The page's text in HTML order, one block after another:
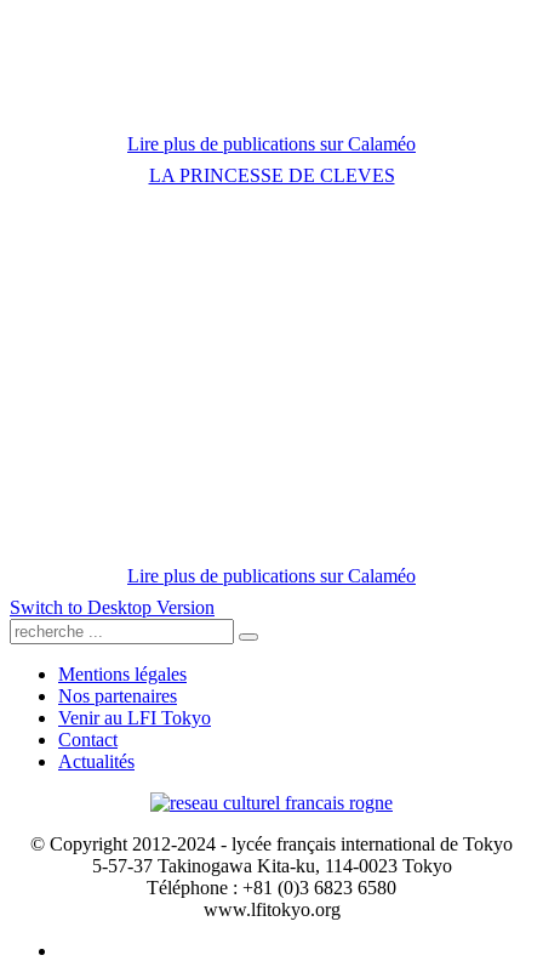
Lire plus de publications sur Calaméo
LA PRINCESSE DE CLEVES
Lire plus de publications sur Calaméo
Switch to Desktop Version
Mentions légales
Nos partenaires
Venir au LFI Tokyo
Contact
Actualités
© Copyright 2012-2024 - lycée français international de Tokyo
5-57-37 Takinogawa Kita-ku, 114-0023 Tokyo
Téléphone : +81 (0)3 6823 6580
www.lfitokyo.org